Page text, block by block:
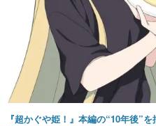
『超かぐや姫！』本編の“10年後”